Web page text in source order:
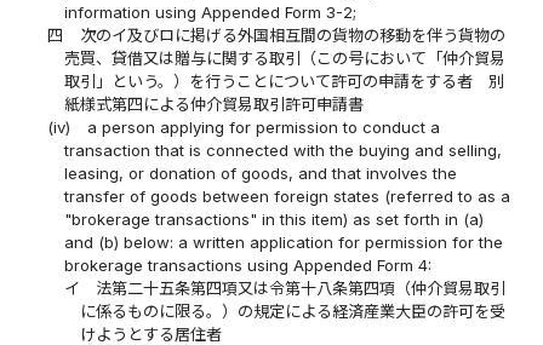
information using Appended Form 3-2;
四
次のイ及びロに掲げる外国相互間の貨物の移動を伴う貨物の
売買、貸借又は贈与に関する取引（この号において「仲介貿易
取引」という。）を行うことについて許可の申請をする者 別
紙様式第四による仲介貿易取引許可申請書
(iv)
a person applying for permission to conduct a
transaction that is connected with the buying and selling,
leasing, or donation of goods, and that involves the
transfer of goods between foreign states (referred to as a
"brokerage transactions" in this item) as set forth in (a)
and (b) below: a written application for permission for the
brokerage transactions using Appended Form 4:
イ
法第二十五条第四項又は令第十八条第四項（仲介貿易取引
に係るものに限る。）の規定による経済産業大臣の許可を受
けようとする居住者